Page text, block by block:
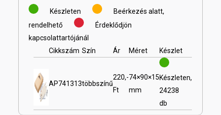
Készleten
Beérkezés alatt,
rendelhető
Érdeklődjön
kapcsolattartójánál
Cikkszám Szín Ár Méret Készlet
AP741313többszínű
220,-
Ft
74×90×15
mm
Készleten,
24238
db